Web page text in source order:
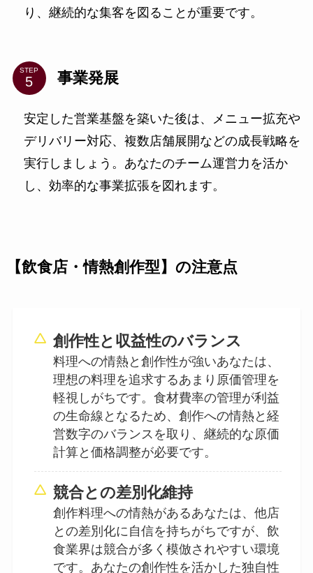
り、継続的な集客を図ることが重要です。
STEP 事業発展
安定した営業基盤を築いた後は、メニュー拡充や
デリバリー対応、複数店舗展開などの成長戦略を
実行しましょう。あなたのチーム運営力を活か
し、効率的な事業拡張を図れます。
【飲食店・情熱創作型】の注意点
創作性と収益性のバランス
料理への情熱と創作性が強いあなたは、
理想の料理を追求するあまり原価管理を
軽視しがちです。食材費率の管理が利益
の生命線となるため、創作への情熱と経
営数字のバランスを取り、継続的な原価
計算と価格調整が必要です。
競合との差別化維持
創作料理への情熱があるあなたは、他店
との差別化に自信を持ちがちですが、飲
食業界は競合が多く模倣されやすい環境
です。あなたの創作性を活かした独自性